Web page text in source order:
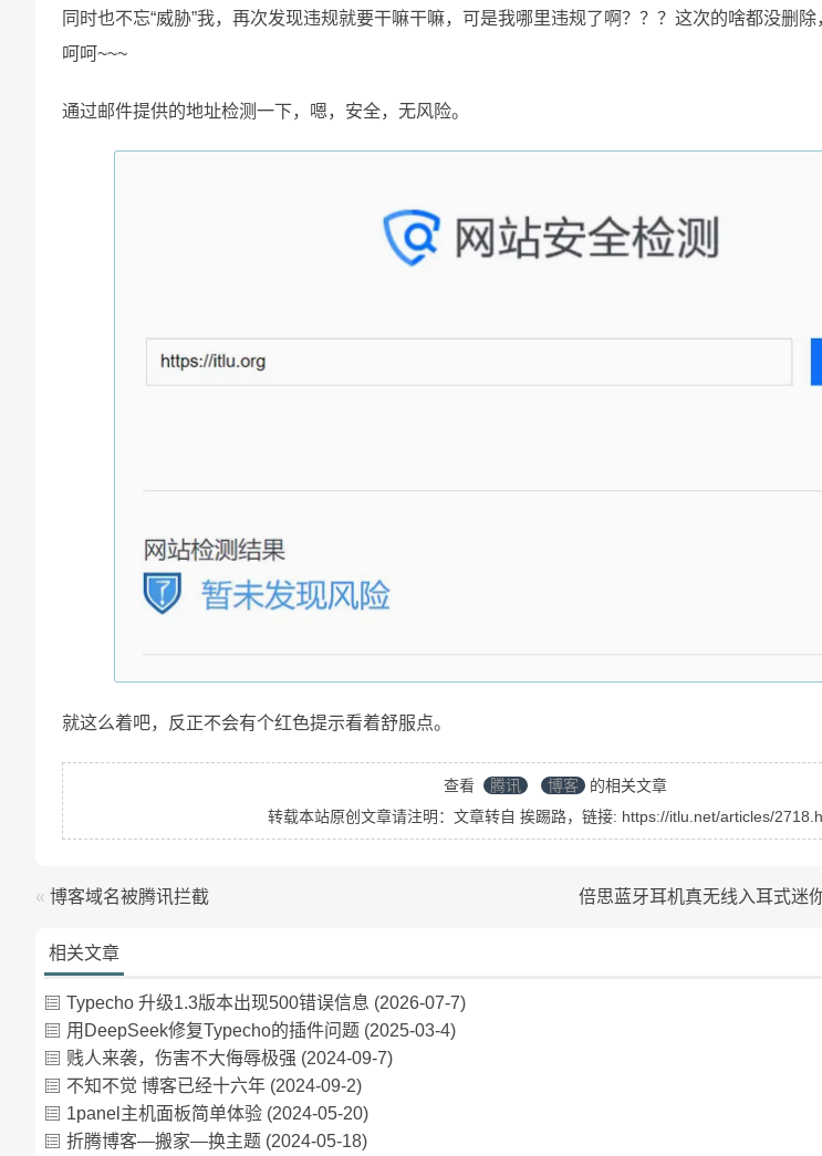
同时也不忘“威胁”我，再次发现违规就要干嘛干嘛，可是我哪里违规了啊？？？这次的啥都没删除
呵呵~~~
通过邮件提供的地址检测一下，嗯，安全，无风险。
就这么着吧，反正不会有个红色提示看着舒服点。
查看 腾讯 博客
的相关文章
转载本站原创文章请注明：文章转自 挨踢路，链接: https://itlu.net/articles/
« 博客域名被腾讯拦截 倍思蓝牙耳机真无线入耳式迷
相关文章
Typecho 升级1.3版本出现500错误信息 (2026-07-7)
用DeepSeek修复Typecho的插件问题 (2025-03-4)
贱人来袭，伤害不大侮辱极强 (2024-09-7)
不知不觉 博客已经十六年 (2024-09-2)
1panel主机面板简单体验 (2024-05-20)
折腾博客—搬家—换主题 (2024-05-18)